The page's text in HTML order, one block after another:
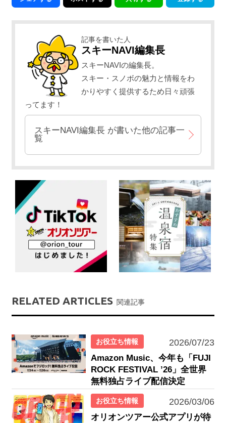
記事を書いた人
スキーNAVI編集長
スキーNAVIの編集長。
スキー・スノボの魅力と情報をわ
かりやすく提供するため日々頑張
ってます！
スキーNAVI編集長 が書いた他の記事一
覧
RELATED ARTICLES 関連記事
お役立ち情報 2026/07/23
Amazon Music、今年も「FUJI
ROCK FESTIVAL ’26」全世界
無料独占ライブ配信決定
お役立ち情報 2026/03/06
オリオンツアー公式アプリが待